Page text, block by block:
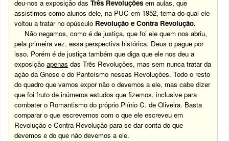
deu-nos a exposição dasTrês Revoluções em aulas, que
assistimos como alunos dele, na PUC em 1952, tema do qual ele
voltou a tratar no opúsculo Revolução e Contra Revolução.
Não negamos, como é de justiça, que foi ele quem nos abriu,
pela primeira vez, essa perspectiva histórica. Deus o pague por
isso. Porém é de justiça também que diga que ele nos deu a
exposiçãoapenas das Três Revoluções, mas sem nunca tratar da
ação da Gnose e do Panteísmo nessas Revoluções. Todo o resto
do quadro que vamos expor não o devemos a ele, mas cabe dizer
que foi fruto de inúmeros estudos que fizemos, inclusive para
combater o Romantismo do próprio Plínio C. de Oliveira. Basta
comparar o que escrevemos com o que ele escreveu em
Revolução e Contra Revolução para se dar conta do que
devemos e do que não devemos a ele.